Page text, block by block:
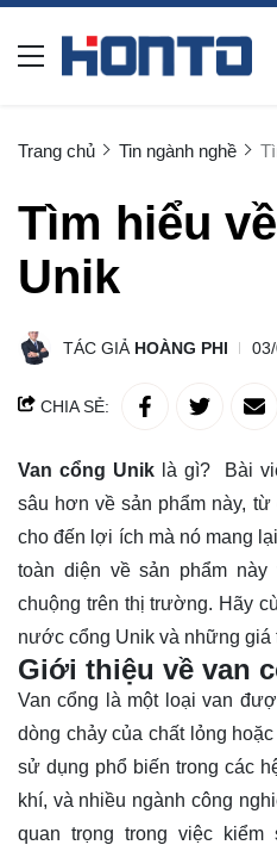
Trang chủ Tin ngành nghề
Tìm hiểu
Unik
TÁC GIẢ HOÀNG PHI
CHIA SẺ:
Van cổng Unik là gì? Bài
sâu hơn về sản phẩm này,
cho đến lợi ích mà nó mang
toàn diện về sản phẩm
chuộng trên thị trường. Hãy
nước cổng Unik và những giá
Giới thiệu về van
Van cổng là một loại van
dòng chảy của chất lỏng
sử dụng phổ biến trong các
khí, và nhiều ngành công
quan trọng trong việc kiểm